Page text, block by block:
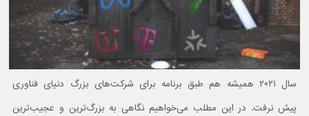
سال ۲۰۲۱ همیشه هم طبق برنامه برای شرکت‌های بزرگ دنیای فناوری
پیش نرفت. در این مطلب می‌خواهیم نگاهی به بزرگ‌ترین و عجیب‌‌ترین